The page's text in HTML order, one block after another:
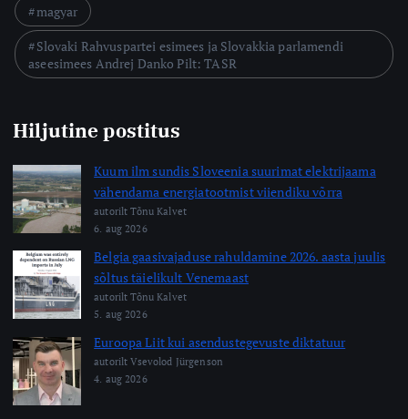
magyar
Slovaki Rahvuspartei esimees ja Slovakkia parlamendi
aseesimees Andrej Danko Pilt: TASR
Hiljutine postitus
Kuum ilm sundis Sloveenia suurimat elektrijaama
vähendama energiatootmist viiendiku võrra
autorilt Tõnu Kalvet
6. aug 2026
Belgia gaasivajaduse rahuldamine 2026. aasta juulis
sõltus täielikult Venemaast
autorilt Tõnu Kalvet
5. aug 2026
Euroopa Liit kui asendustegevuste diktatuur
autorilt Vsevolod Jürgenson
4. aug 2026